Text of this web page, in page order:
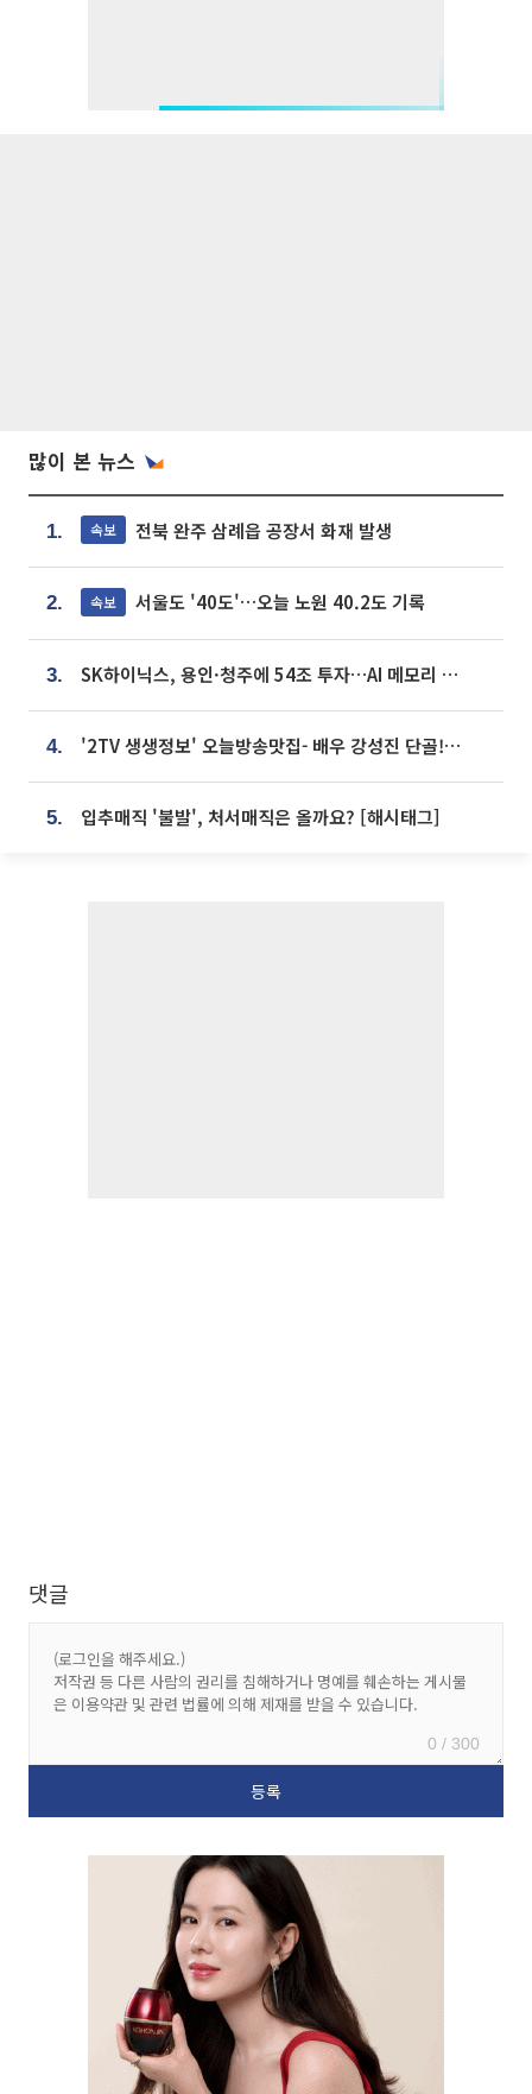
많이 본 뉴스
1. 속보 전북 완주 삼례읍 공장서 화재 발생
2. 속보 서울도 '40도'…오늘 노원 40.2도 기록
3. SK하이닉스, 용인·청주에 54조 투자…AI 메모리 생산기지 키운다
4. '2TV 생생정보' 오늘방송맛집- 배우 강성진 단골! 쌀국수ㆍ푸팟퐁 커리 맛집 '블○○○'
5. 입추매직 '불발', 처서매직은 올까요? [해시태그]
댓글
0 / 300